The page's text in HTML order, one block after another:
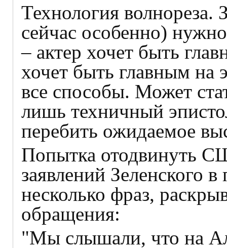
Технология волнореза.
сейчас особенно)
– актер хочет быть
хочет быть главным на
все способы. Может
лишь техничный
перебить ожидаемое
Попытка отодвинуть
заявлений Зеленского
несколько фраз,
обращения:
"Мы слышали, что на